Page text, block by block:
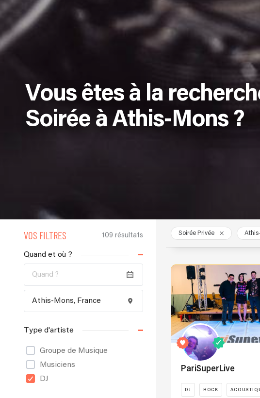
Vous êtes à la
Soirée à Athis-Mons ?
VOS FILTRES 109 résultats
Quand et où ?
Type d'artiste
Groupe de Musique
Musiciens
DJ
Soirée Privée
PariSuperLive
DJ ROCK